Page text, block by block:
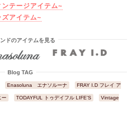
テージアイテム~
アイテム~
ドのアイテムを見る
Blog TAG
Enasoluna エナソルーナ FRAY I.D フレイ ア
ー TODAYFUL トゥデイフル LIFE'S Vintage